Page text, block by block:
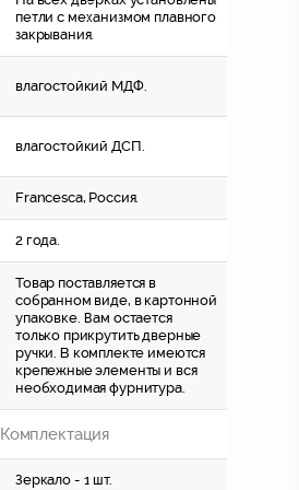
петли с механизмом плавного
закрывания.
влагостойкий МДФ.
влагостойкий ДСП.
Francesca, Россия.
2 года.
Товар поставляется в
собранном виде, в картонной
упаковке. Вам остается
только прикрутить дверные
ручки. В комплекте имеются
крепежные элементы и вся
необходимая фурнитура.
Комплектация
Зеркало - 1 шт.